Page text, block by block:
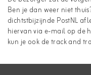
Ben je dan weer niet
dichtstbijzijnde PostNL
hiervan via e-mail op de
kun je ook de track and